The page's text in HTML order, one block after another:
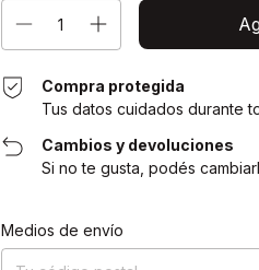
Compra protegida
Tus datos cuidados durante
Cambios y devoluciones
Si no te gusta, podés
Entregas para el CP:
Medios de envío